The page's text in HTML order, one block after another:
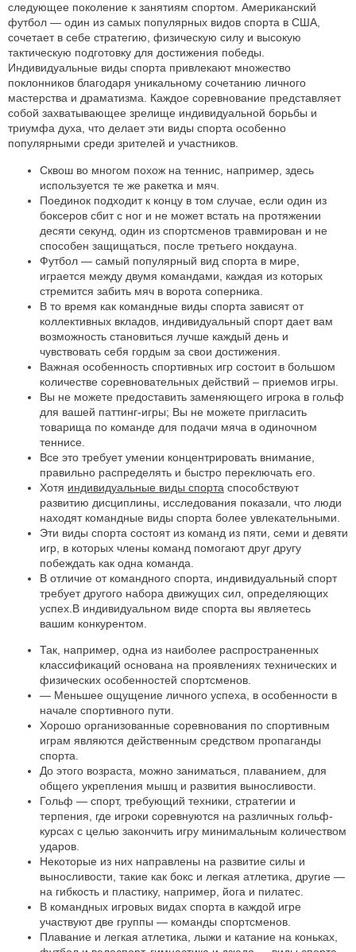
следующее поколение к занятиям спортом. Американский
футбол — один из самых популярных видов спорта в США,
сочетает в себе стратегию, физическую силу и высокую
тактическую подготовку для достижения победы.
Индивидуальные виды спорта привлекают множество
поклонников благодаря уникальному сочетанию личного
мастерства и драматизма. Каждое соревнование представляет
собой захватывающее зрелище индивидуальной борьбы и
триумфа духа, что делает эти виды спорта особенно
популярными среди зрителей и участников.
Сквош во многом похож на теннис, например, здесь
используется те же ракетка и мяч.
Поединок подходит к концу в том случае, если один из
боксеров сбит с ног и не может встать на протяжении
десяти секунд, один из спортсменов травмирован и не
способен защищаться, после третьего нокдауна.
Футбол — самый популярный вид спорта в мире,
играется между двумя командами, каждая из которых
стремится забить мяч в ворота соперника.
В то время как командные виды спорта зависят от
коллективных вкладов, индивидуальный спорт дает вам
возможность становиться лучше каждый день и
чувствовать себя гордым за свои достижения.
Важная особенность спортивных игр состоит в большом
количестве соревновательных действий – приемов игры.
Вы не можете предоставить заменяющего игрока в гольф
для вашей паттинг-игры; Вы не можете пригласить
товарища по команде для подачи мяча в одиночном
теннисе.
Все это требует умении концентрировать внимание,
правильно распределять и быстро переключать его.
Хотя индивидуальные виды спорта способствуют
развитию дисциплины, исследования показали, что люди
находят командные виды спорта более увлекательными.
Эти виды спорта состоят из команд из пяти, семи и девяти
игр, в которых члены команд помогают друг другу
побеждать как одна команда.
В отличие от командного спорта, индивидуальный спорт
требует другого набора движущих сил, определяющих
успех.В индивидуальном виде спорта вы являетесь
вашим конкурентом.
Так, например, одна из наиболее распространенных
классификаций основана на проявлениях технических и
физических особенностей спортсменов.
— Меньшее ощущение личного успеха, в особенности в
начале спортивного пути.
Хорошо организованные соревнования по спортивным
играм являются действенным средством пропаганды
спорта.
До этого возраста, можно заниматься, плаванием, для
общего укрепления мышц и развития выносливости.
Гольф — спорт, требующий техники, стратегии и
терпения, где игроки соревнуются на различных гольф-
курсах с целью закончить игру минимальным количеством
ударов.
Некоторые из них направлены на развитие силы и
выносливости, такие как бокс и легкая атлетика, другие —
на гибкость и пластику, например, йога и пилатес.
В командных игровых видах спорта в каждой игре
участвуют две группы — команды спортсменов.
Плавание и легкая атлетика, лыжи и катание на коньках,